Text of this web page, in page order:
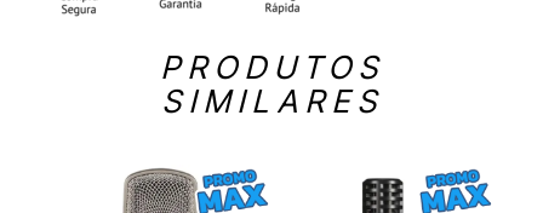
PRODUTOS
SIMILARES